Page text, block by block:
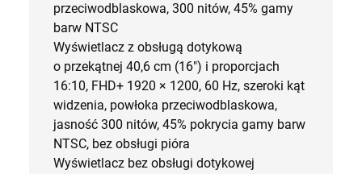
przeciwodblaskowa, 300 nitów, 45% gamy
barw NTSC
Wyświetlacz z obsługą dotykową
o przekątnej 40,6 cm (16″) i proporcjach
16:10, FHD+ 1920 × 1200, 60 Hz, szeroki kąt
widzenia, powłoka przeciwodblaskowa,
jasność 300 nitów, 45% pokrycia gamy barw
NTSC, bez obsługi pióra
Wyświetlacz bez obsługi dotykowej